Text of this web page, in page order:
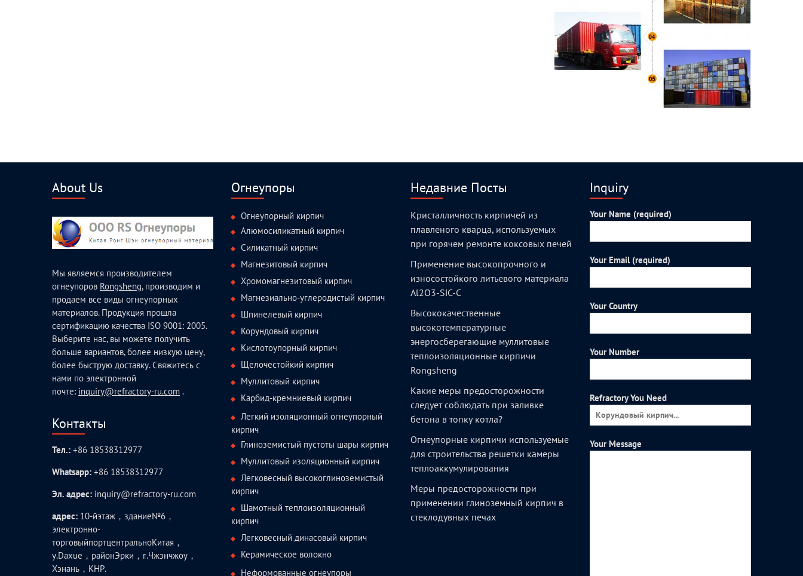
About Us
Мы являемся производителем
огнеупоров Rongsheng, производим и
продаем все виды огнеупорных
материалов. Продукция прошла
сертификацию качества ISO 9001: 2005.
Выберите нас, вы можете получить
больше вариантов, более низкую цену,
более быструю доставку. Свяжитесь с
нами по электронной
почте: inquiry@refractory-ru.com .
Контакты
Тел.: +86 18538312977
Whatsapp: +86 18538312977
Эл. адрес: inquiry@refractory-ru.com
адрес: 10-йэтаж，здание№6，
электронно-
торговыйпортцентральноКитая，
у.Daxue，районЭрки，г.Чжэнчжоу，
Хэнань，КНР.
Огнеупоры
Огнеупорный кирпич
Алюмосиликатный кирпич
Силикатный кирпич
Магнезитовый кирпич
Хромомагнезитовый кирпич
Магнезиально-углеродистый кирпич
Шпинелевый кирпич
Корундовый кирпич
Кислотоупорный кирпич
Щелочестойкий кирпич
Муллитовый кирпич
Карбид-кремниевый кирпич
Легкий изоляционный огнеупорный
кирпич
Глиноземистый пустоты шары кирпич
Муллитовый изоляционный кирпич
Легковесный высокоглиноземистый
кирпич
Шамотный теплоизоляционный
кирпич
Легковесный динасовый кирпич
Керамическое волокно
Неформованные огнеупоры
Недавние Посты
Кристалличность кирпичей из
плавленого кварца, используемых
при горячем ремонте коксовых печей
Применение высокопрочного и
износостойкого литьевого материала
Al2O3-SiC-C
Высококачественные
высокотемпературные
энергосберегающие муллитовые
теплоизоляционные кирпичи
Rongsheng
Какие меры предосторожности
следует соблюдать при заливке
бетона в топку котла?
Огнеупорные кирпичи используемые
для строительства решетки камеры
теплоаккумулирования
Меры предосторожности при
применении глиноземный кирпич в
стеклодувных печах
Inquiry
Your Name (required)
Your Email (required)
Your Country
Your Number
Refractory You Need
Your Message